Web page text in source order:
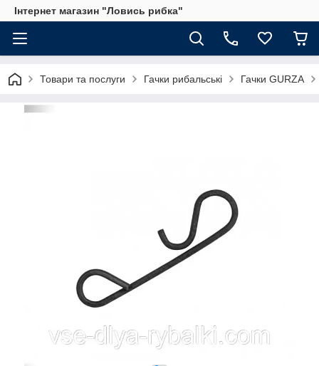
Інтернет магазин "Ловись рибка"
Товари та послуги Гачки рибальські Гачки GURZA